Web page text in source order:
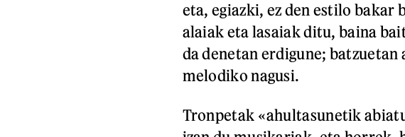
eta, egiazki, ez den estilo bakar
alaiak eta lasaiak ditu, baina
da denetan erdigune;
melodiko nagusi.
Tronpetak «ahultasunetik